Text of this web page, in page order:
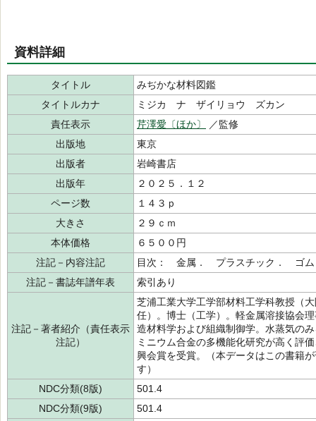
資料詳細
タイトル
みぢかな材料図鑑
タイトルカナ
ミジカ ナ ザイリョウ ズカン
責任表示
芹澤愛〔ほか〕
／監修
出版地
東京
出版者
岩崎書店
出版年
２０２５．１２
ページ数
１４３ｐ
大きさ
２９ｃｍ
本体価格
６５００円
注記－内容注記
目次： 金属． プラスチック． ゴ
注記－書誌年譜年表
索引あり
注記－著者紹介（責任表示
注記）
芝浦工業大学工学部材料工学科教授（
任）。博士（工学）。軽金属溶接協会
造材料学および組織制御学。水蒸気の
ミニウム合金の多機能化研究が高く評
興会賞を受賞。（本データはこの書籍
す）
NDC分類(8版)
501.4
NDC分類(9版)
501.4